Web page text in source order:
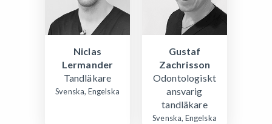
Niclas
Lermander
Tandläkare
Svenska, Engelska
Gustaf
Zachrisson
Odontologiskt
ansvarig
tandläkare
Svenska, Engelska